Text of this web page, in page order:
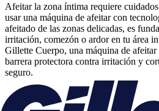
Afeitar la zona íntima requiere
usar una máquina de afeitar con
afeitado de las zonas delicadas, es
irritación, comezón o ardor en tu área
Gillette Cuerpo, una máquina de afeitar
barrera protectora contra irritación y
seguro.